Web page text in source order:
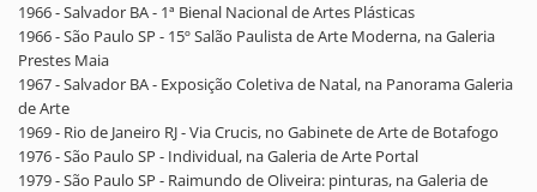
1966 - Salvador BA - 1ª Bienal Nacional de Artes Plásticas
1966 - São Paulo SP - 15º Salão Paulista de Arte Moderna, na Galeria
Prestes Maia
1967 - Salvador BA - Exposição Coletiva de Natal, na Panorama Galeria
de Arte
1969 - Rio de Janeiro RJ - Via Crucis, no Gabinete de Arte de Botafogo
1976 - São Paulo SP - Individual, na Galeria de Arte Portal
1979 - São Paulo SP - Raimundo de Oliveira: pinturas, na Galeria de